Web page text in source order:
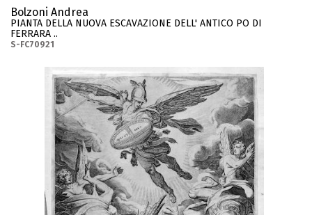
Bolzoni Andrea
PIANTA DELLA NUOVA ESCAVAZIONE DELL' ANTICO PO DI
FERRARA ..
S-FC70921